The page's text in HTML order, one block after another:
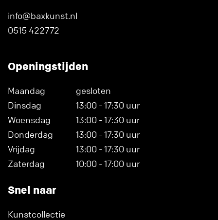
info@baxkunst.nl
0515 422772
Openingstijden
Maandag
gesloten
Dinsdag
13:00 - 17:30 uur
Woensdag
13:00 - 17:30 uur
Donderdag
13:00 - 17:30 uur
Vrijdag
13:00 - 17:30 uur
Zaterdag
10:00 - 17:00 uur
Snel naar
Kunstcollectie